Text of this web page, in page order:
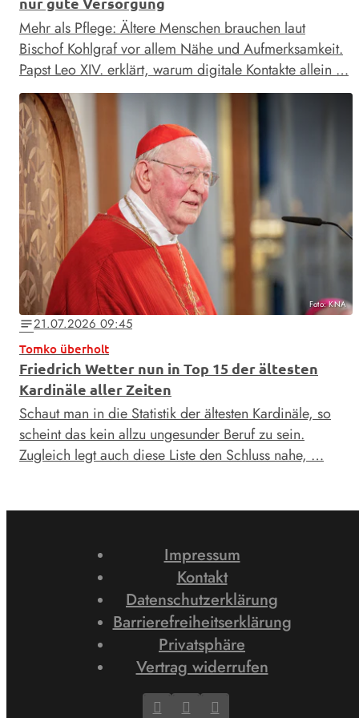
Mehr als Pflege: Ältere Menschen brauchen laut
Bischof Kohlgraf vor allem Nähe und Aufmerksamkeit.
Papst Leo XIV. erklärt, warum digitale Kontakte allein …
Foto: KNA
notes21.07.2026 09:45
Tomko überholt
Friedrich Wetter nun in Top 15 der ältesten
Kardinäle aller Zeiten
Schaut man in die Statistik der ältesten Kardinäle, so
scheint das kein allzu ungesunder Beruf zu sein.
Zugleich legt auch diese Liste den Schluss nahe, …
Impressum
Kontakt
Datenschutzerklärung
Barrierefreiheitserklärung
Privatsphäre
Vertrag widerrufen